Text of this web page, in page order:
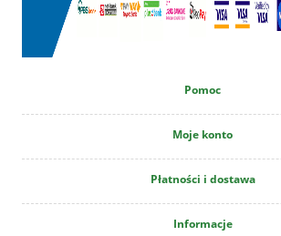
Pomoc
Moje konto
Płatności i dostawa
Informacje